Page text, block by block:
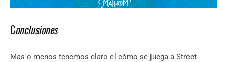
Conclusiones
Mas o menos tenemos claro el cómo se juega a Street